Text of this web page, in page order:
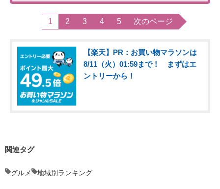
1 2 3 4 5 次のページ
【楽天】PR：お買い物マラソンは
8/11（火）01:59まで！ まずはエ
ントリーから！
関連タグ
グルメ 地域別ランキング